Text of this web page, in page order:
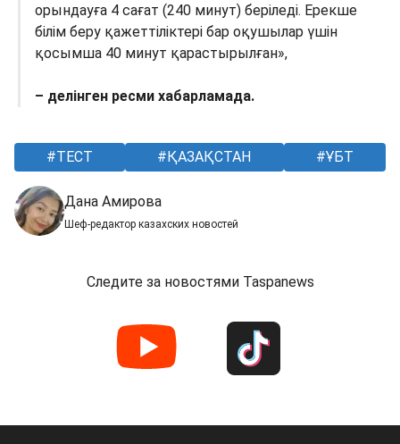
орындауға 4 сағат (240 минут) беріледі. Ерекше
білім беру қажеттіліктері бар оқушылар үшін
қосымша 40 минут қарастырылған»,
– делінген ресми хабарламада.
ТЕСТ ҚАЗАҚСТАН ҰБТ
Дана Амирова
Шеф-редактор казахских новостей
Следите за новостями Taspanews